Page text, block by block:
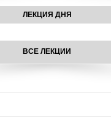
ЛЕКЦИЯ ДНЯ
ВСЕ ЛЕКЦИИ